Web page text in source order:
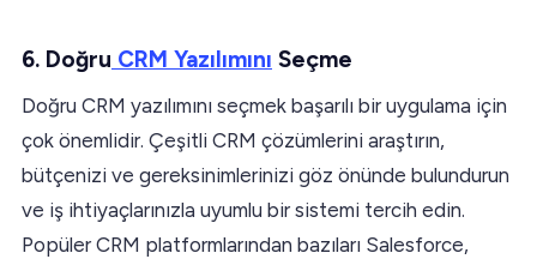
6. Doğru CRM Yazılımını Seçme
Doğru CRM yazılımını seçmek başarılı bir uygulama için
çok önemlidir. Çeşitli CRM çözümlerini araştırın,
bütçenizi ve gereksinimlerinizi göz önünde bulundurun
ve iş ihtiyaçlarınızla uyumlu bir sistemi tercih edin.
Popüler CRM platformlarından bazıları Salesforce,